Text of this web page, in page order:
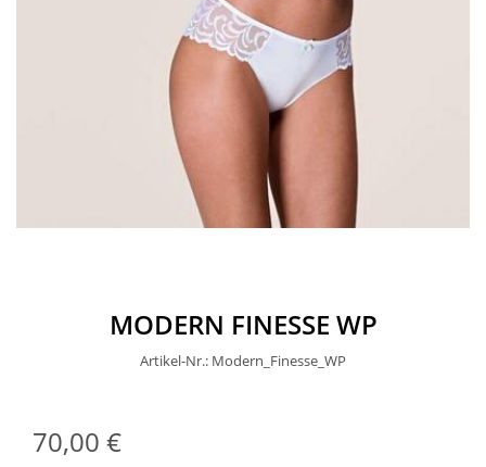
MODERN FINESSE WP
Artikel-Nr.: Modern_Finesse_WP
70,00 €